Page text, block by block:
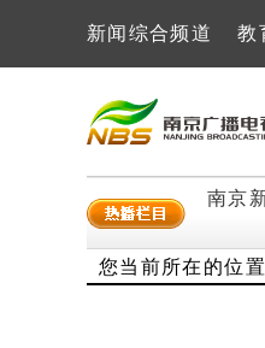
新闻综合频道 教
南京
您当前所在的位